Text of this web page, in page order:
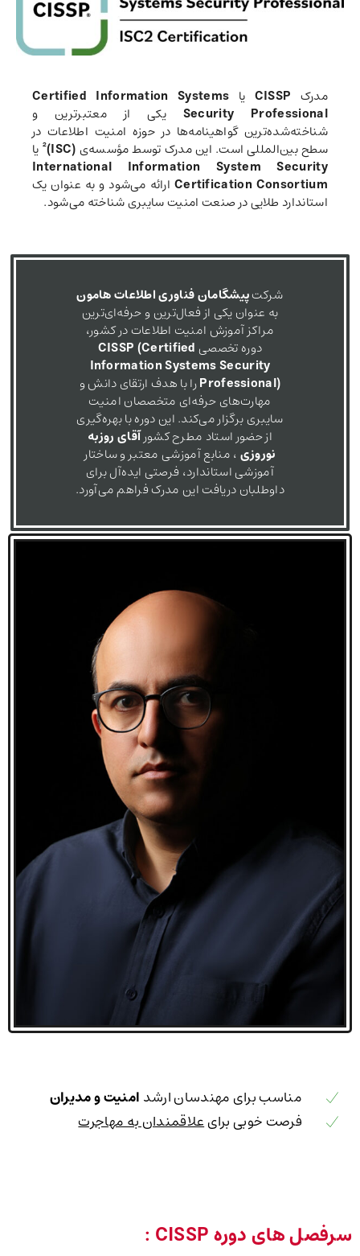
مدرک CISSP یا Certified Information Systems
Security Professional یکی از معتبرترین و
شناخته‌شده‌ترین گواهینامه‌ها در حوزه امنیت اطلاعات در
سطح بین‌المللی است. این مدرک توسط مؤسسه‌ی(ISC)²
یا
International Information System Security
Certification Consortium ارائه می‌شود و به عنوان یک
استاندارد طلایی در صنعت امنیت سایبری شناخته می‌شود.
شرکتپیشگامان فناوری اطلاعات هامون
به عنوان یکی از فعال‌ترین و حرفه‌ای‌ترین
مراکز آموزش امنیت اطلاعات در کشور،
دوره تخصصیCISSP (Certified
Information Systems Security
Professional)را با هدف ارتقای دانش و
مهارت‌های حرفه‌ای متخصصان امنیت
سایبری برگزار می‌کند. این دوره با بهره‌گیری
از حضور استاد مطرح کشورآقای روزبه
نوروزی، منابع آموزشی معتبر و ساختار
آموزشی استاندارد، فرصتی ایده‌آل برای
داوطلبان دریافت این مدرک فراهم می‌آورد.
مناسب برای مهندسان ارشد امنیت و مدیران
فرصت خوبی برایعلاقمندان به مهاجرت
سرفصل های دوره CISSP :